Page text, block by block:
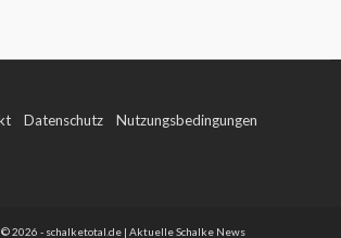
Datenschutz Nutzungsbedingungen
2026 - schalketotal.de | Aktuelle Schalke News